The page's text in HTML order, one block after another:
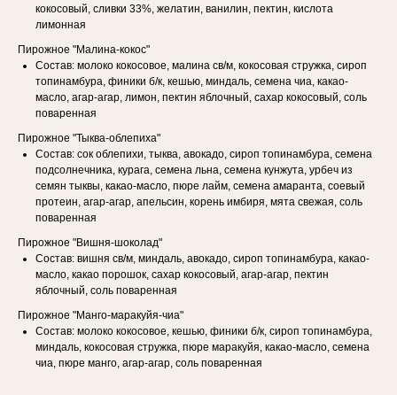
кокосовый, сливки 33%, желатин, ванилин, пектин, кислота
лимонная
Пирожное "Малина-кокос"
Состав: молоко кокосовое, малина св/м, кокосовая стружка, сироп
топинамбура, финики б/к, кешью, миндаль, семена чиа, какао-
масло, агар-агар, лимон, пектин яблочный, сахар кокосовый, соль
поваренная
Пирожное "Тыква-облепиха"
Состав: сок облепихи, тыква, авокадо, сироп топинамбура, семена
подсолнечника, курага, семена льна, семена кунжута, урбеч из
семян тыквы, какао-масло, пюре лайм, семена амаранта, соевый
протеин, агар-агар, апельсин, корень имбиря, мята свежая, соль
поваренная
Пирожное "Вишня-шоколад"
Состав: вишня св/м, миндаль, авокадо, сироп топинамбура, какао-
масло, какао порошок, сахар кокосовый, агар-агар, пектин
яблочный, соль поваренная
Пирожное "Манго-маракуйя-чиа"
Состав: молоко кокосовое, кешью, финики б/к, сироп топинамбура,
миндаль, кокосовая стружка, пюре маракуйя, какао-масло, семена
чиа, пюре манго, агар-агар, соль поваренная